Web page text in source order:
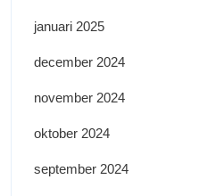
januari 2025
december 2024
november 2024
oktober 2024
september 2024